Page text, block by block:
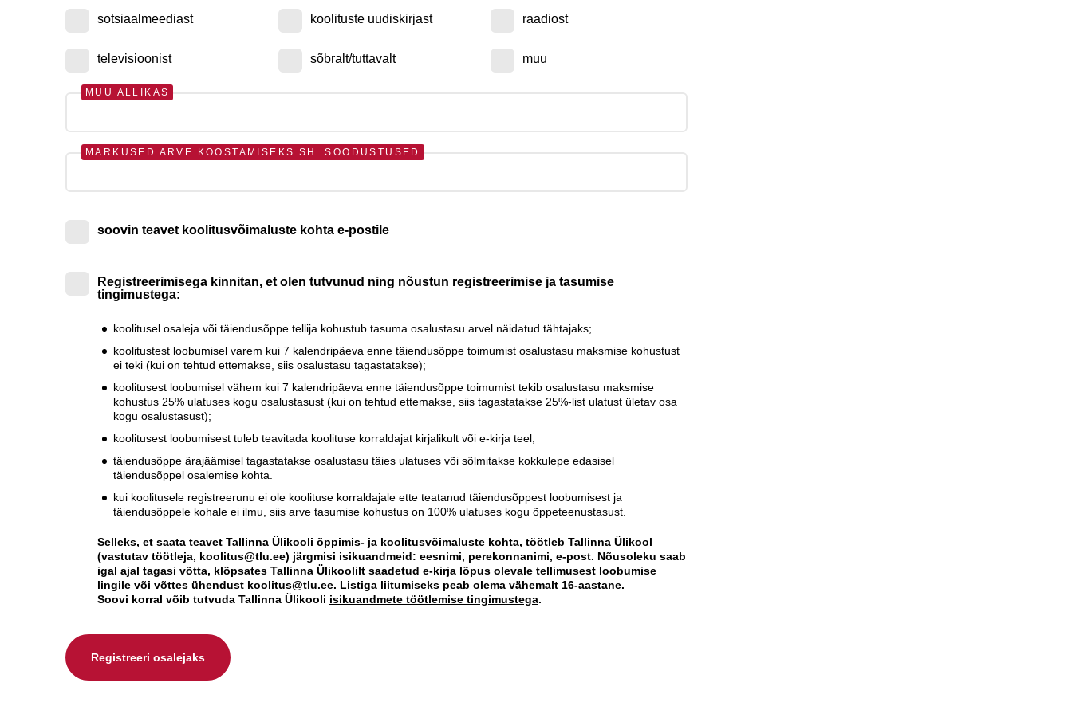
sotsiaalmeediast koolituste uudiskirjast raadiost
televisioonist sõbralt/tuttavalt muu
MUU ALLIKAS
MÄRKUSED ARVE KOOSTAMISEKS SH. SOODUSTUSED
soovin teavet koolitusvõimaluste kohta e-postile
Registreerimisega kinnitan, et olen tutvunud ning nõustun registreerimise ja tasumise
tingimustega:
koolitusel osaleja või täiendusõppe tellija kohustub tasuma osalustasu arvel näidatud tähtajaks;
koolitustest loobumisel varem kui 7 kalendripäeva enne täiendusõppe toimumist osalustasu maksmise kohustust
ei teki (kui on tehtud ettemakse, siis osalustasu tagastatakse);
koolitusest loobumisel vähem kui 7 kalendripäeva enne täiendusõppe toimumist tekib osalustasu maksmise
kohustus 25% ulatuses kogu osalustasust (kui on tehtud ettemakse, siis tagastatakse 25%-list ulatust ületav osa
kogu osalustasust);
koolitusest loobumisest tuleb teavitada koolituse korraldajat kirjalikult või e-kirja teel;
täiendusõppe ärajäämisel tagastatakse osalustasu täies ulatuses või sõlmitakse kokkulepe edasisel
täiendusõppel osalemise kohta.
kui koolitusele registreerunu ei ole koolituse korraldajale ette teatanud täiendusõppest loobumisest ja
täiendusõppele kohale ei ilmu, siis arve tasumise kohustus on 100% ulatuses kogu õppeteenustasust.
Selleks, et saata teavet Tallinna Ülikooli õppimis- ja koolitusvõimaluste kohta, töötleb Tallinna Ülikool
(vastutav töötleja, koolitus@tlu.ee) järgmisi isikuandmeid: eesnimi, perekonnanimi, e-post. Nõusoleku saab
igal ajal tagasi võtta, klõpsates Tallinna Ülikoolilt saadetud e-kirja lõpus olevale tellimusest loobumise
lingile või võttes ühendust koolitus@tlu.ee. Listiga liitumiseks peab olema vähemalt 16-aastane.
Soovi korral võib tutvuda Tallinna Ülikooli isikuandmete töötlemise tingimustega.
Registreeri osalejaks